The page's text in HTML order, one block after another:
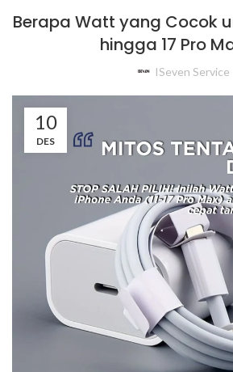
Berapa Watt yang Cocok
hingga 17 Pro
ISeven Service
10
DES